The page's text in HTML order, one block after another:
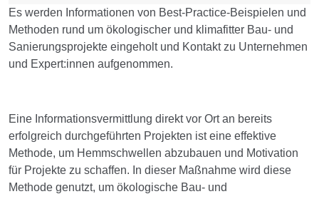
Es werden Informationen von Best-Practice-Beispielen und
Methoden rund um ökologischer und klimafitter Bau- und
Sanierungsprojekte eingeholt und Kontakt zu Unternehmen
und Expert:innen aufgenommen.
Eine Informationsvermittlung direkt vor Ort an bereits
erfolgreich durchgeführten Projekten ist eine effektive
Methode, um Hemmschwellen abzubauen und Motivation
für Projekte zu schaffen. In dieser Maßnahme wird diese
Methode genutzt, um ökologische Bau- und